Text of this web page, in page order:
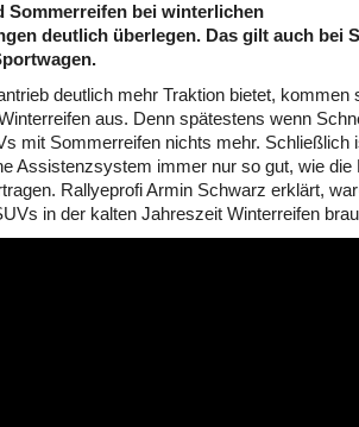
Sommerreifen bei winterlichen
deutlich überlegen. Das gilt auch bei
deutlich mehr Traktion bietet, kommen
aus. Denn spätestens wenn
mit Sommerreifen nichts mehr. Schließlich
Assistenzsystem immer nur so gut, wie die
Rallyeprofi Armin Schwarz erklärt,
in der kalten Jahreszeit Winterreifen